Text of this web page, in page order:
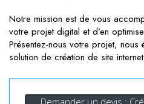
Notre mission est de vous
votre projet digital et d’en
Présentez-nous votre projet, nous
solution de création de site
Demander un devis :